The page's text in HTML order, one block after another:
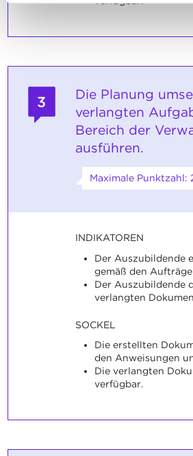
3
Die Planung
verlangten
Bereich der
ausführen.
Maximale Punktzahl:
INDIKATOREN
Der Auszubildende
gemäß den
Der Auszubildende
verlangten
SOCKEL
Die erstellten
den Anweisungen
Die verlangten
verfügbar.